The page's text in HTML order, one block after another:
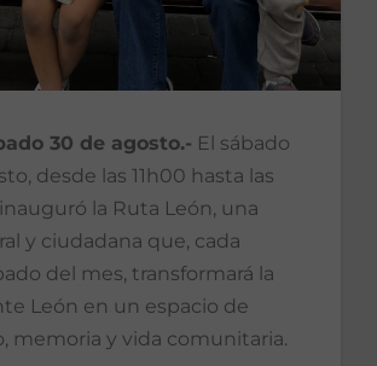
30 de agosto.- El sábado
desde las 11h00 hasta las
la Ruta León, una
y ciudadana que, cada
del mes, transformará la
León en un espacio de
memoria y vida comunitaria.